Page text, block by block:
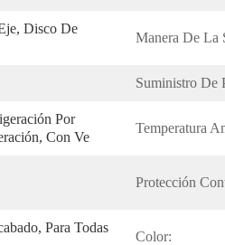
Disco De
Manera De La
Suministro De
Por
Con Ve
Temperatura
Protección
Para Todas
Color: